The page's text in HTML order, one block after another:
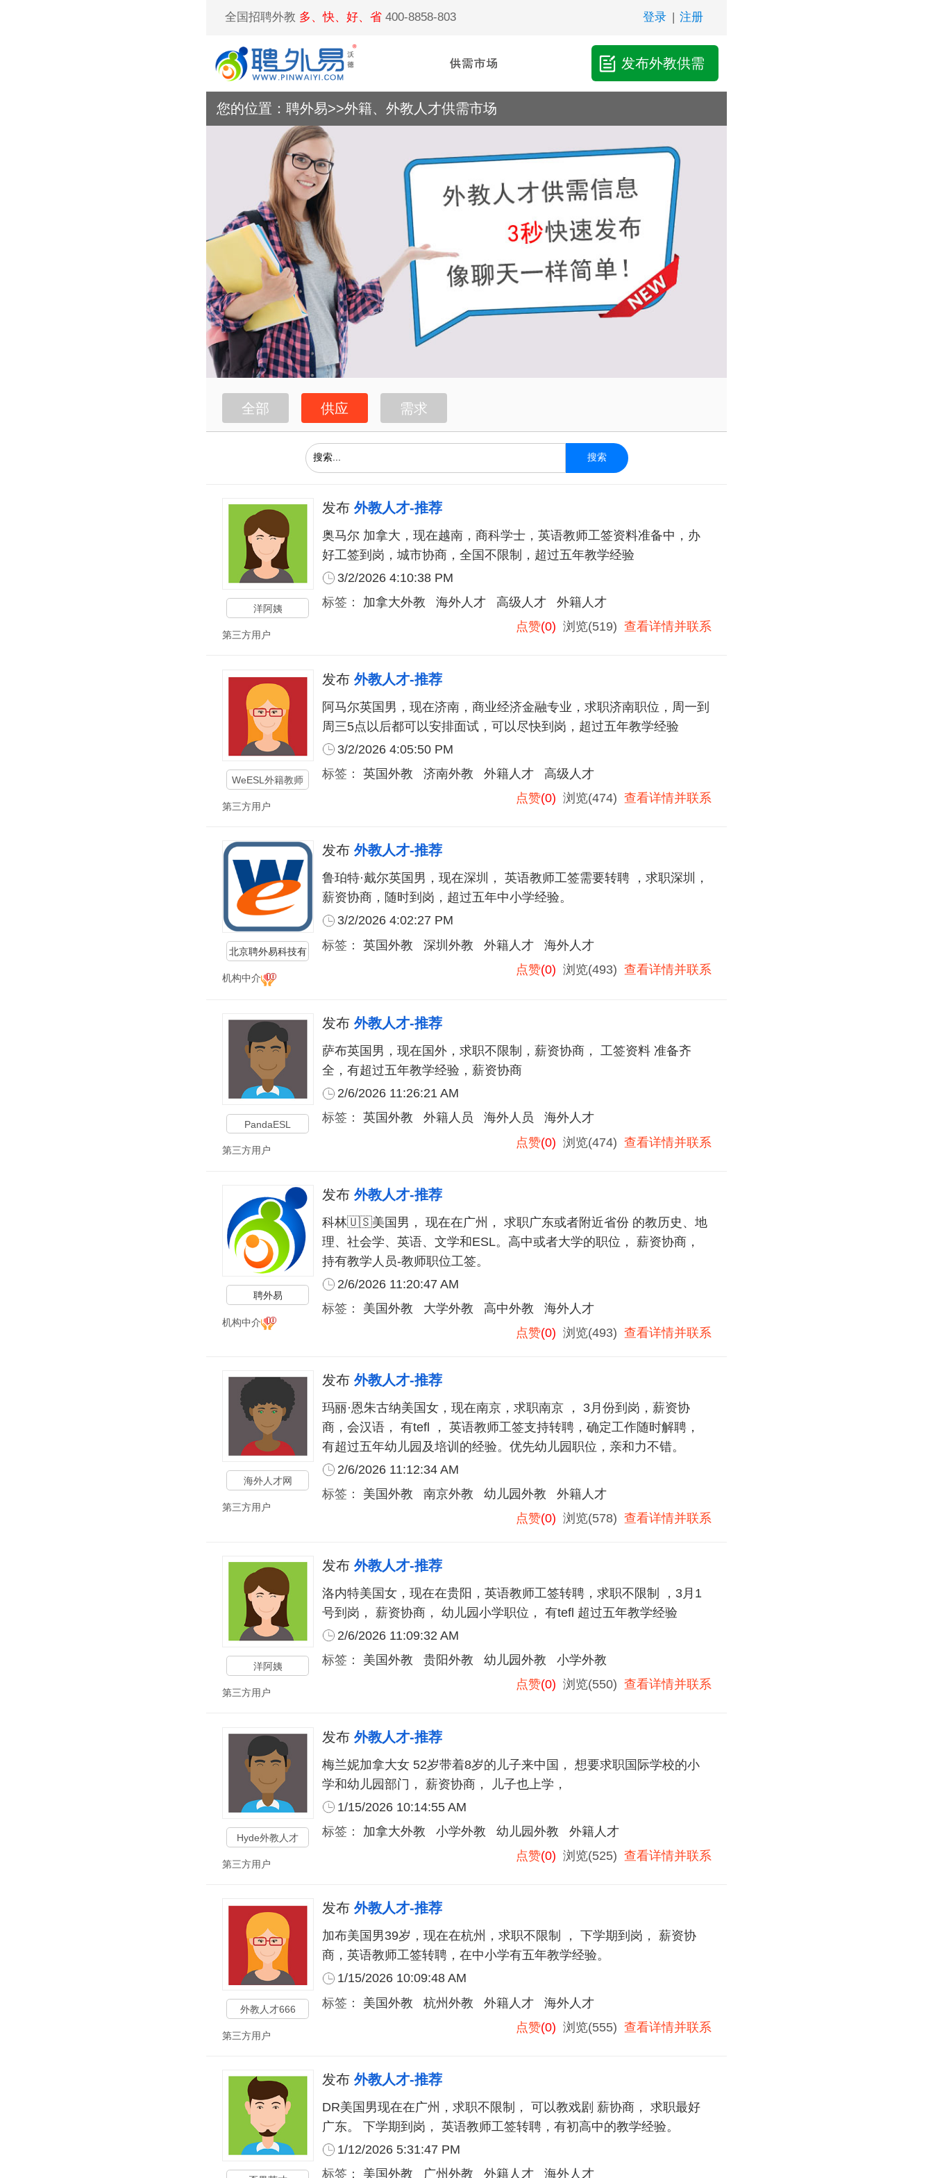
全国招聘外教 多、快、好、省400-8858-803 登录 | 注册
发布外教供需
您的位置： 聘外易>>外籍、外教人才供需市场
全部 供应 需求
搜索
洋阿姨
第三方用户
发布 外教人才-推荐
奥马尔 加拿大，现在越南，商科学士，英语教师工签资料准备中，办
好工签到岗，城市协商，全国不限制，超过五年教学经验
3/2/2026 4:10:38 PM
标签： 加拿大外教 海外人才 高级人才
外籍人才
点赞(0) 浏览(519) 查看详情并联系
WeESL外籍教师
第三方用户
发布 外教人才-推荐
阿马尔英国男，现在济南，商业经济金融专业，求职济南职位，周一到
周三5点以后都可以安排面试，可以尽快到岗，超过五年教学经验
3/2/2026 4:05:50 PM
标签： 英国外教 济南外教 外籍人才
高级人才
点赞(0) 浏览(474) 查看详情并联系
北京聘外易科技有
限公司
机构中介
发布 外教人才-推荐
鲁珀特·戴尔英国男，现在深圳， 英语教师工签需要转聘 ，求职深圳，
薪资协商，随时到岗，超过五年中小学经验。
3/2/2026 4:02:27 PM
标签： 英国外教 深圳外教 外籍人才
海外人才
点赞(0) 浏览(493) 查看详情并联系
PandaESL
第三方用户
发布 外教人才-推荐
萨布英国男，现在国外，求职不限制，薪资协商， 工签资料 准备齐
全，有超过五年教学经验，薪资协商
2/6/2026 11:26:21 AM
标签： 英国外教 外籍人员 海外人员
海外人才
点赞(0) 浏览(474) 查看详情并联系
聘外易
机构中介
发布 外教人才-推荐
科林🇺🇸美国男， 现在在广州， 求职广东或者附近省份 的教历史、地
理、社会学、英语、文学和ESL。高中或者大学的职位， 薪资协商，
持有教学人员-教师职位工签。
2/6/2026 11:20:47 AM
标签： 美国外教 大学外教 高中外教
海外人才
点赞(0) 浏览(493) 查看详情并联系
海外人才网
第三方用户
发布 外教人才-推荐
玛丽·恩朱古纳美国女，现在南京，求职南京 ， 3月份到岗，薪资协
商，会汉语， 有tefl ， 英语教师工签支持转聘，确定工作随时解聘，
有超过五年幼儿园及培训的经验。优先幼儿园职位，亲和力不错。
2/6/2026 11:12:34 AM
标签： 美国外教 南京外教 幼儿园外教
外籍人才
点赞(0) 浏览(578) 查看详情并联系
洋阿姨
第三方用户
发布 外教人才-推荐
洛内特美国女，现在在贵阳，英语教师工签转聘，求职不限制 ，3月1
号到岗， 薪资协商， 幼儿园小学职位， 有tefl 超过五年教学经验
2/6/2026 11:09:32 AM
标签： 美国外教 贵阳外教 幼儿园外教
小学外教
点赞(0) 浏览(550) 查看详情并联系
Hyde外教人才
第三方用户
发布 外教人才-推荐
梅兰妮加拿大女 52岁带着8岁的儿子来中国， 想要求职国际学校的小
学和幼儿园部门， 薪资协商， 儿子也上学，
1/15/2026 10:14:55 AM
标签： 加拿大外教 小学外教 幼儿园外教
外籍人才
点赞(0) 浏览(525) 查看详情并联系
外教人才666
第三方用户
发布 外教人才-推荐
加布美国男39岁，现在在杭州，求职不限制 ， 下学期到岗， 薪资协
商，英语教师工签转聘，在中小学有五年教学经验。
1/15/2026 10:09:48 AM
标签： 美国外教 杭州外教 外籍人才
海外人才
点赞(0) 浏览(555) 查看详情并联系
发布 外教人才-推荐
DR美国男现在在广州，求职不限制， 可以教戏剧 薪协商， 求职最好
广东。 下学期到岗， 英语教师工签转聘，有初高中的教学经验。
1/12/2026 5:31:47 PM
标签： 美国外教 广州外教 外籍人才 海外人才